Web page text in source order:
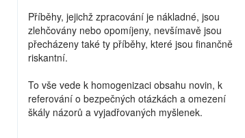
Příběhy, jejichž zpracování je nákladné, jsou
zlehčovány nebo opomíjeny, nevšímavě jsou
přecházeny také ty příběhy, které jsou finančně
riskantní.
To vše vede k homogenizaci obsahu novin, k
referování o bezpečných otázkách a omezení
škály názorů a vyjadřovaných myšlenek.